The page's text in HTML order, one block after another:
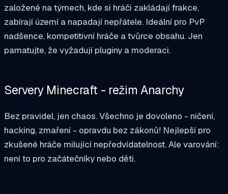
založené na týmech, kde si hráči zakládají frakce,
zabírají území a napadají nepřátele. Ideální pro PvP
nadšence, kompetitivní hráče a tvůrce obsahu. Jen
pamatujte, že vyžadují pluginy a moderaci.
Servery Minecraft - režim Anarchy
Bez pravidel, jen chaos. Všechno je dovoleno - ničení,
hacking, zmaření - opravdu bez zákonů! Nejlepší pro
zkušené hráče milující nepředvídatelnost. Ale varování:
není to pro začátečníky nebo děti.